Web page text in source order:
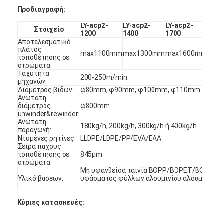
Προδιαγραφή:
Στοιχείο
LY-acp2-
1200
LY-acp2-
1400
LY-acp2-
1700
Αποτελεσματικό
πλάτος
τοποθέτησης σε
στρώματα:
max1100mmmax1300mmmax1600mm
Ταχύτητα
μηχανών:
200-250m/min
Διάμετρος βιδών:
φ80mm, φ90mm, φ100mm, φ110mm
Ανώτατη
διάμετρος
unwinder&rewinder:
φ800mm
Ανώτατη
παραγωγή:
180kg/h, 200kg/h, 300kg/h ή 400kg/h
Ντυμένες ρητίνες:
LLDPE/LDPE/PP/EVA/EAA
Σειρά πάχους
τοποθέτησης σε
στρώματα:
845μm
Υλικό βάσεων:
Μη υφανθείσα ταινία BOPP/BOPET/
υφάσματος φύλλων αλουμινίου
Κύριες κατασκευές: